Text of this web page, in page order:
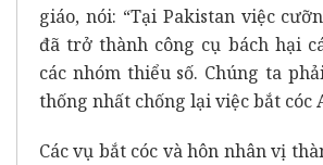
giáo, nói: “Tại Pakistan việc
đã trở thành công cụ bách hại
các nhóm thiểu số. Chúng ta
thống nhất chống lại việc bắt cóc
Các vụ bắt cóc và hôn nhân vị